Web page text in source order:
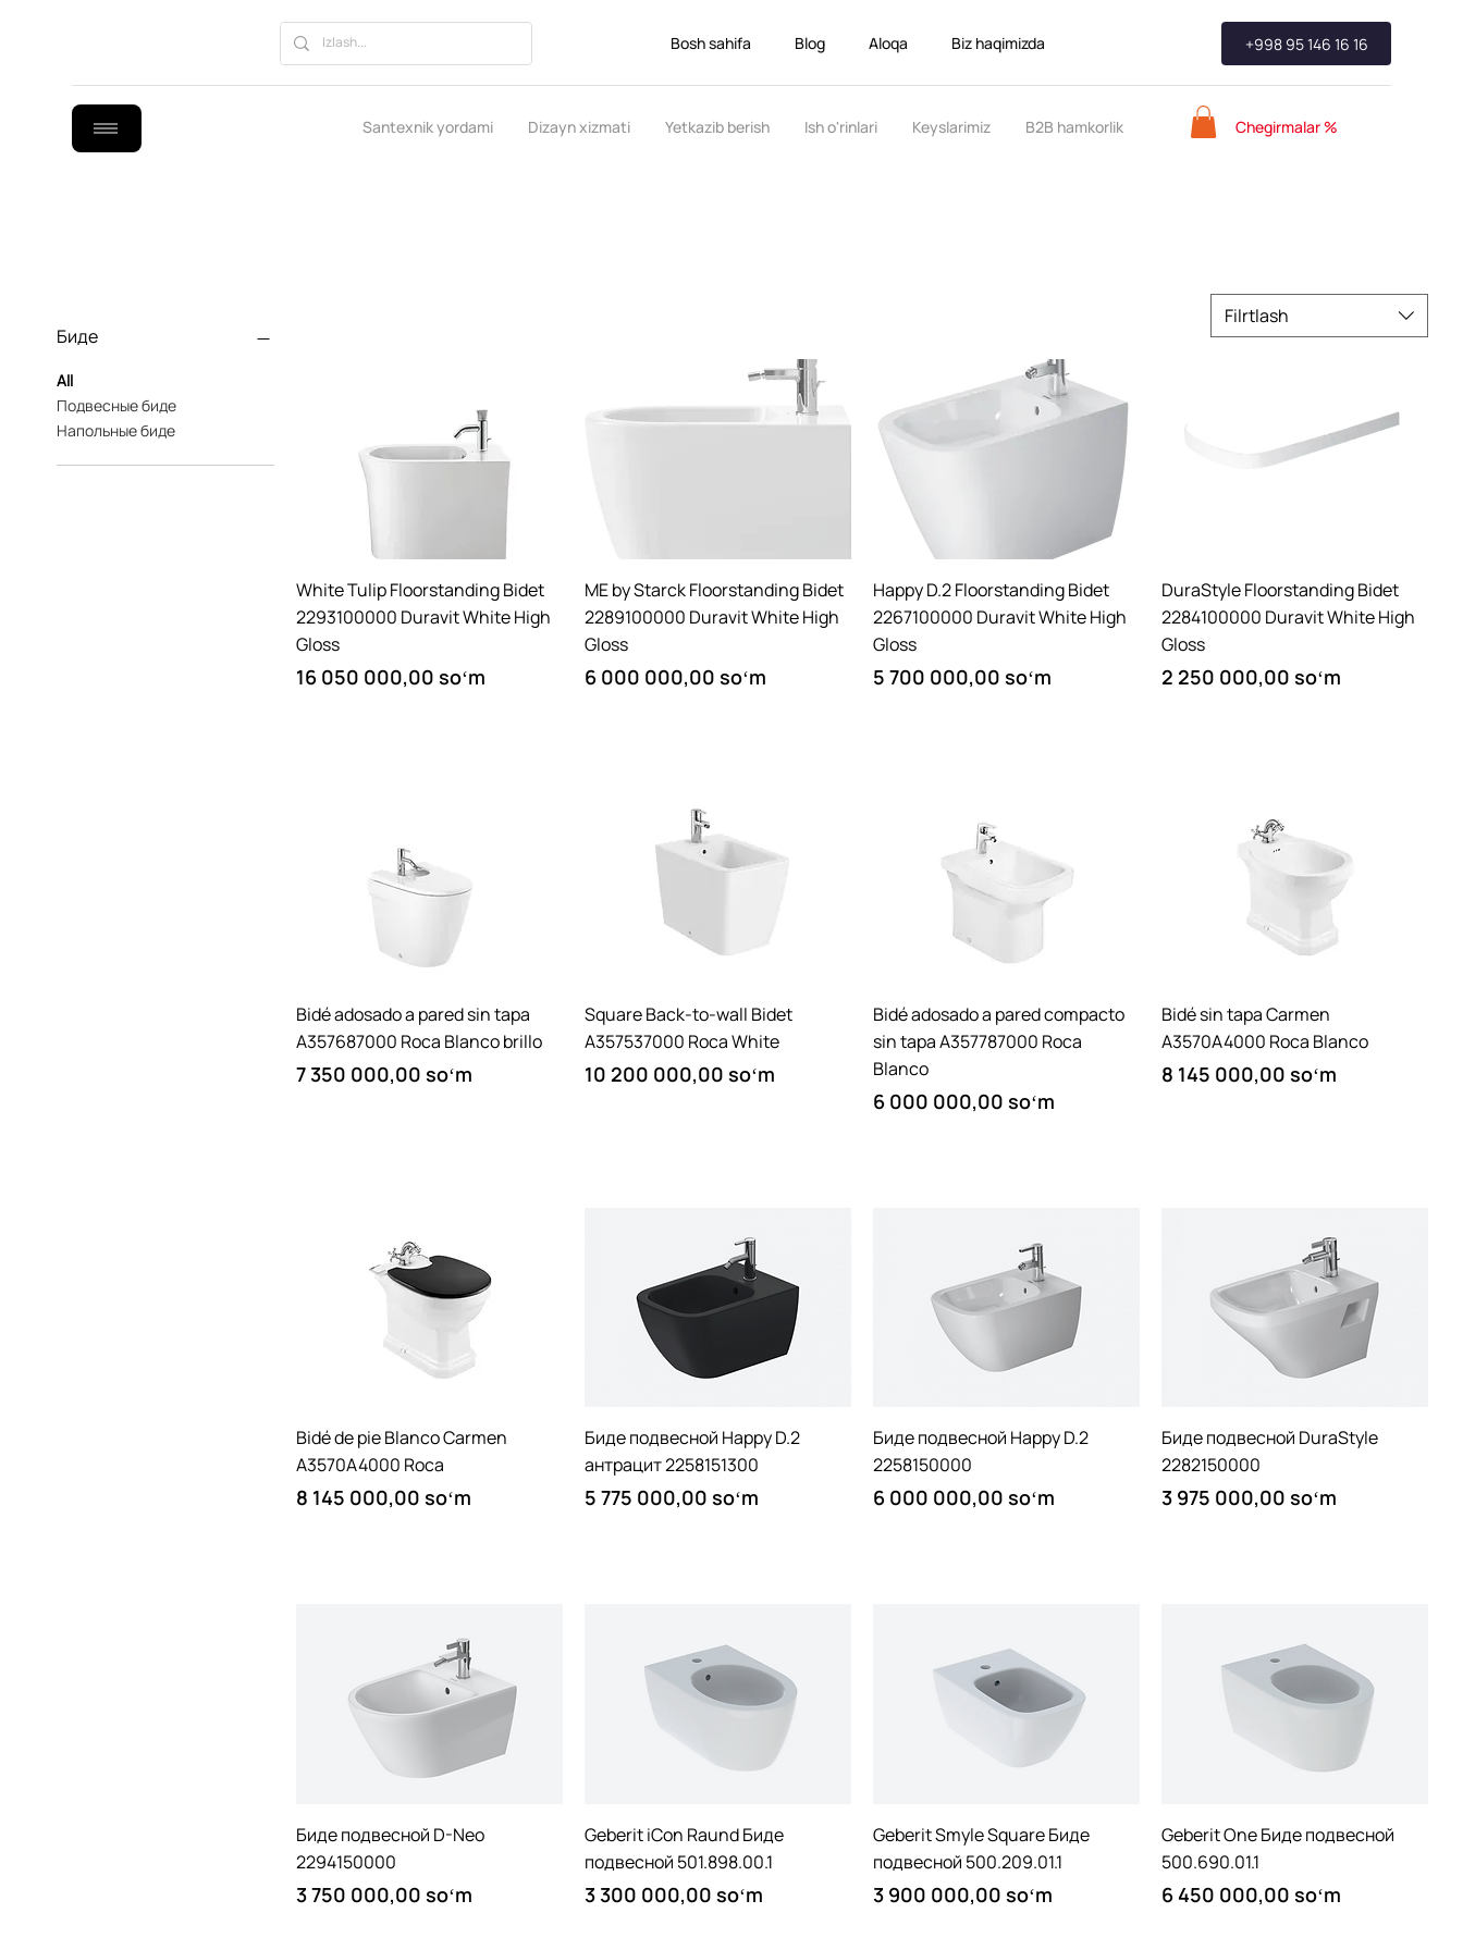
Bosh sahifa Blog Aloqa Biz haqimizda +998 95 146 16 16
Santexnik yordami Dizayn xizmati Yetkazib berish Ish o'rinlari Keyslarimiz B2B hamkorlik Chegirmalar %
Биде
All
Подвесные биде
Напольные биде
Filrtlash
Quick View
White Tulip Floorstanding Bidet
2293100000 Duravit White High
Gloss
Price
16 050 000,00 soʻm
Quick View
ME by Starck Floorstanding Bidet
2289100000 Duravit White High
Gloss
Price
6 000 000,00 soʻm
Quick View
Happy D.2 Floorstanding Bidet
2267100000 Duravit White High
Gloss
Price
5 700 000,00 soʻm
Quick View
DuraStyle Floorstanding Bidet
2284100000 Duravit White High
Gloss
Price
2 250 000,00 soʻm
Quick View
Bidé adosado a pared sin tapa
A357687000 Roca Blanco brillo
Price
7 350 000,00 soʻm
Quick View
Square Back-to-wall Bidet
A357537000 Roca White
Price
10 200 000,00 soʻm
Quick View
Bidé adosado a pared compacto
sin tapa A357787000 Roca
Blanco
Price
6 000 000,00 soʻm
Quick View
Bidé sin tapa Carmen
A3570A4000 Roca Blanco
Price
8 145 000,00 soʻm
Quick View
Bidé de pie Blanco Carmen
A3570A4000 Roca
Price
8 145 000,00 soʻm
Quick View
Биде подвесной Happy D.2
антрацит 2258151300
Price
5 775 000,00 soʻm
Quick View
Биде подвесной Happy D.2
2258150000
Price
6 000 000,00 soʻm
Quick View
Биде подвесной DuraStyle
2282150000
Price
3 975 000,00 soʻm
Quick View
Биде подвесной D-Neo
2294150000
Price
3 750 000,00 soʻm
Quick View
Geberit iCon Raund Биде
подвесной 501.898.00.1
Price
3 300 000,00 soʻm
Quick View
Geberit Smyle Square Биде
подвесной 500.209.01.1
Price
3 900 000,00 soʻm
Quick View
Geberit One Биде подвесной
500.690.01.1
Price
6 450 000,00 soʻm